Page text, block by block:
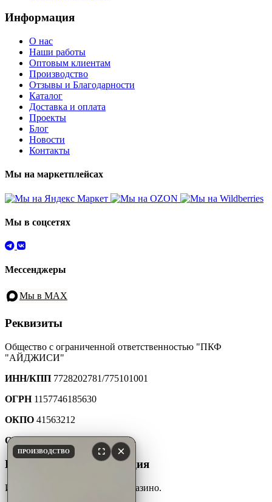
Информация
О нас
Наши работы
Оптовым клиентам
Производство
Отзывы и Благодарности
Каталог
Доставка и оплата
Проекты
Блог
Новости
Контакты
Мы на маркетплейсах
Мы в соцсетях
Мессенджеры
Мы в MAX
Реквизиты
Общество с ограниченной ответственностью "ПКФ
"АЙДЖИСИ"
ИНН/КПП 7728202781/775101001
ОГРН1157746185630
ОКПО 41563212
ОКТМО45907000000
Юридическая информация
Интернет-каталог мебели для казино.
ПРОИЗВОДСТВО ×